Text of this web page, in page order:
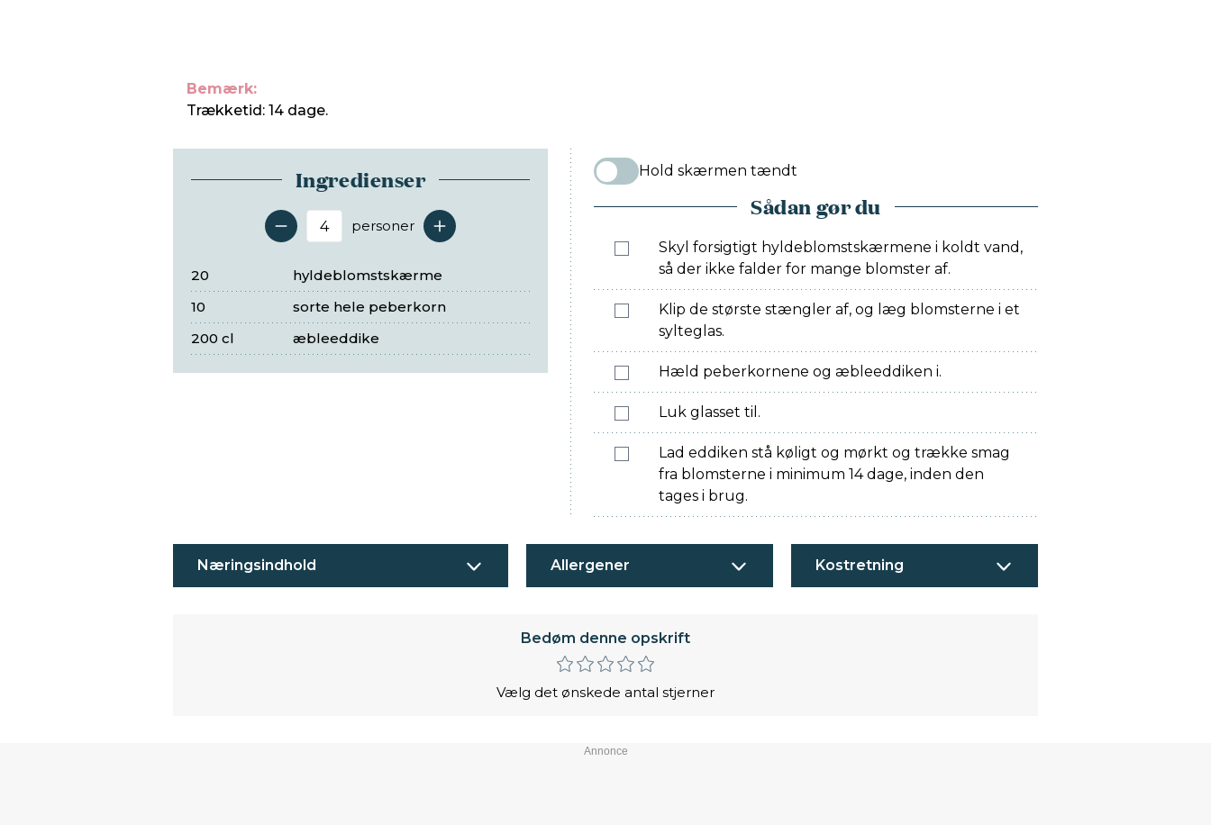
Bemærk:
Trækketid: 14 dage.
Ingredienser
Antal serveringer
personer
hyldeblomstskærme
20
sorte hele peberkorn
10
æbleeddike
200 cl
Hold skærmen tændt
Sådan gør du
Skyl forsigtigt hyldeblomstskærmene i koldt vand,
så der ikke falder for mange blomster af.
Klip de største stængler af, og læg blomsterne i et
sylteglas.
Hæld peberkornene og æbleeddiken i.
Luk glasset til.
Lad eddiken stå køligt og mørkt og trække smag
fra blomsterne i minimum 14 dage, inden den
tages i brug.
Næringsindhold Allergener Kostretning
Bedøm denne opskrift
Vælg det ønskede antal stjerner